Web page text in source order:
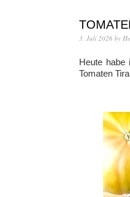
3. Juli 2026 by
Heute habe
Tomaten